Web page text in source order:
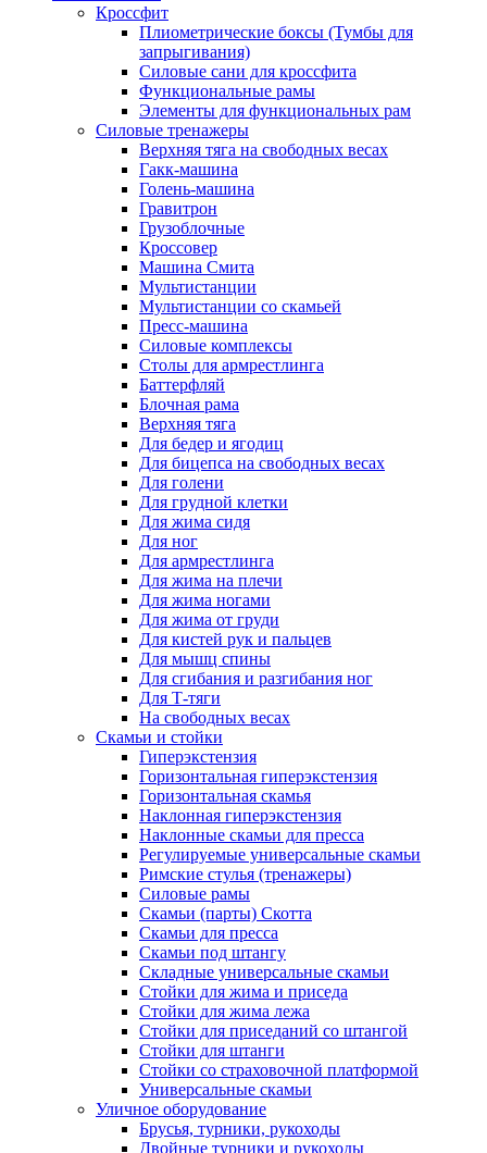
Кроссфит
Плиометрические боксы (Тумбы для
запрыгивания)
Силовые сани для кроссфита
Функциональные рамы
Элементы для функциональных рам
Силовые тренажеры
Верхняя тяга на свободных весах
Гакк-машина
Голень-машина
Гравитрон
Грузоблочные
Кроссовер
Машина Смита
Мультистанции
Мультистанции со скамьей
Пресс-машина
Силовые комплексы
Столы для армрестлинга
Баттерфляй
Блочная рама
Верхняя тяга
Для бедер и ягодиц
Для бицепса на свободных весах
Для голени
Для грудной клетки
Для жима сидя
Для ног
Для армрестлинга
Для жима на плечи
Для жима ногами
Для жима от груди
Для кистей рук и пальцев
Для мышц спины
Для сгибания и разгибания ног
Для Т-тяги
На свободных весах
Скамьи и стойки
Гиперэкстензия
Горизонтальная гиперэкстензия
Горизонтальная скамья
Наклонная гиперэкстензия
Наклонные скамьи для пресса
Регулируемые универсальные скамьи
Римские стулья (тренажеры)
Силовые рамы
Скамьи (парты) Скотта
Скамьи для пресса
Скамьи под штангу
Складные универсальные скамьи
Стойки для жима и приседа
Стойки для жима лежа
Стойки для приседаний со штангой
Стойки для штанги
Стойки со страховочной платформой
Универсальные скамьи
Уличное оборудование
Брусья, турники, рукоходы
Двойные турники и рукоходы